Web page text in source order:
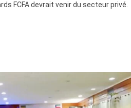
FCFA devrait venir du secteur privé.